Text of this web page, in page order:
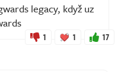
legacy, když uz
1 1 17